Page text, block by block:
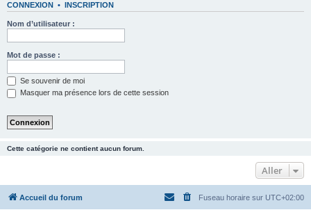
CONNEXION • INSCRIPTION
Nom d’utilisateur :
Mot de passe :
Se souvenir de moi
Masquer ma présence lors de cette session
Cette catégorie ne contient aucun forum.
Aller
Accueil du forum Fuseau horaire sur UTC+02:00